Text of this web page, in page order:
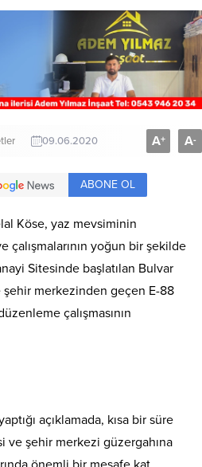
09.06.2020 A+ A-
ABONE OL
Köse, yaz mevsiminin
çalışmalarının yoğun bir şekilde
Sitesinde başlatılan Bulvar
şehir merkezinden geçen E-88
çalışmasının
açıklamada, kısa bir süre
ve şehir merkezi güzergahına